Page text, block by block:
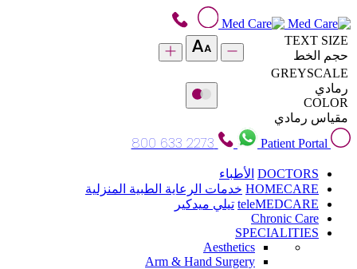
TEXT SIZE
حجم الخط
GREYSCALE
رمادي
COLOR
مقياس رمادي
Patient Portal
800 633 2273
DOCTORS الأطباء
HOMECARE خدمات الرعاية الطبية المنزلية
teleMEDCARE تيلي ميدكير
Chronic Care
SPECIALITIES
Aesthetics
Arm & Hand Surgery